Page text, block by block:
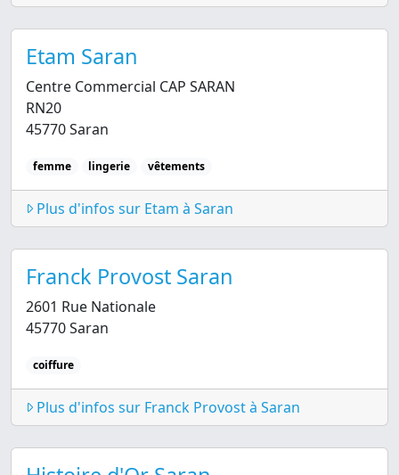
Etam Saran
Centre Commercial CAP SARAN
RN20
45770 Saran
femme lingerie vêtements
Plus d'infos sur Etam à Saran
Franck Provost Saran
2601 Rue Nationale
45770 Saran
coiffure
Plus d'infos sur Franck Provost à Saran